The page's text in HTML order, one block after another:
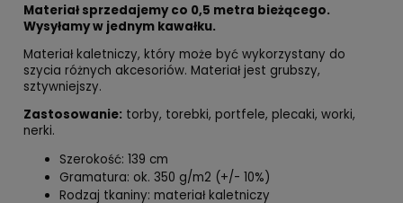
Materiał sprzedajemy co 0,5 metra bieżącego.
Wysyłamy w jednym kawałku.
Materiał kaletniczy, który może być wykorzystany do
szycia różnych akcesoriów. Materiał jest grubszy,
sztywniejszy.
Zastosowanie: torby, torebki, portfele, plecaki, worki,
nerki.
Szerokość: 139 cm
Gramatura: ok. 350 g/m2 (+/- 10%)
Rodzaj tkaniny: materiał kaletniczy